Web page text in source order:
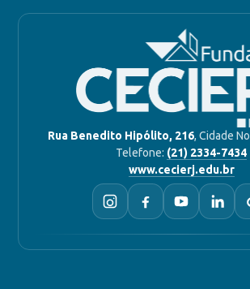
Rua Benedito Hipólito, 216, Cidade
Telefone: (21) 2334-7434
www.cecierj.edu.br